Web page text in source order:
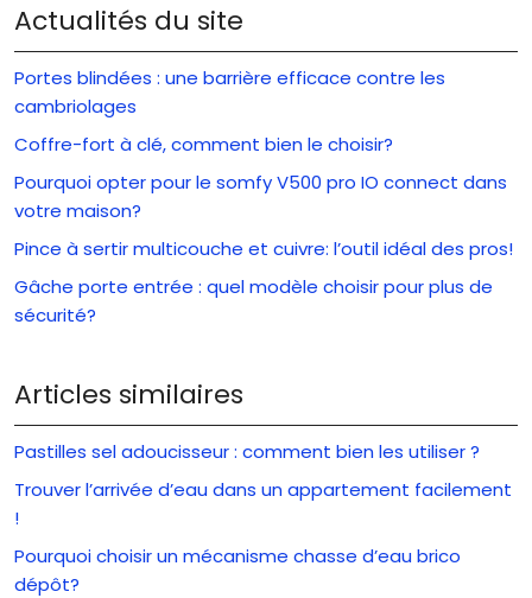
Actualités du site
Portes blindées : une barrière efficace contre les
cambriolages
Coffre-fort à clé, comment bien le choisir?
Pourquoi opter pour le somfy V500 pro IO connect dans
votre maison?
Pince à sertir multicouche et cuivre: l’outil idéal des pros!
Gâche porte entrée : quel modèle choisir pour plus de
sécurité?
Articles similaires
Pastilles sel adoucisseur : comment bien les utiliser ?
Trouver l’arrivée d’eau dans un appartement facilement
!
Pourquoi choisir un mécanisme chasse d’eau brico
dépôt?